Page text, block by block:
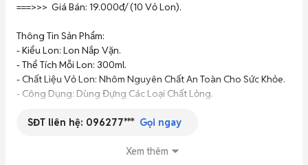
===>>>  Giá Bán: 19.000đ/ (10 Vỏ Lon).
Thông Tin Sản Phẩm:
- Kiểu Lon: Lon Nắp Vặn.
- Thể Tích Mỗi Lon: 300ml.
- Chất Liệu Vỏ Lon: Nhôm Nguyên Chất An Toàn Cho Sức Khỏe.
- Công Dụng: Dùng Đựng Các Loại Chất Lỏng.
======================
✅ Địa Chỉ Shop: 66/7/3; Huỳnh Văn Nghệ; Phường 15; Quận
SĐT liên hệ: 096277*** Gọi ngay
Xem thêm